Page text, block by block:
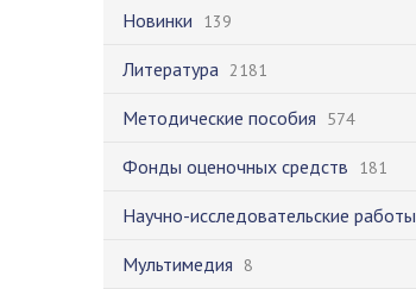
Новинки 139
Литература 2181
Методические пособия 574
Фонды оценочных средств 181
Научно-исследовательские работы
Мультимедия 8